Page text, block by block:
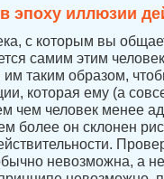
эпоху иллюзии
с которым вы
самим этим
им таким образом,
которая ему (а
чем человек менее
более он склонен
невозможна, а